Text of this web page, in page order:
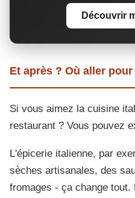
Découvrir
Et après ? Où aller
Si vous aimez la cuisine
restaurant ? Vous pouvez
L'épicerie italienne, par
sèches artisanales, des
fromages - ça change tout.